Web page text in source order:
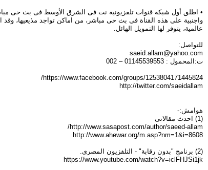
عالمية، يتوفر لها التمويل الهائل.
للتواصل:
saeid.allam@yahoo.com
ت:المحمول : 01145539553 – 002
https://www.facebook.com/groups/1253804171445824/
http://twitter.com/saeidallam
هوامش:-
(1) احدث مقالاتى
http://www.sasapost.com/author/saeed-allam/
http://www.ahewar.org/m.asp?nm=1&i=8608
(2) برنامج "بدون رقابة" - التلفزيون المصرى.
https://www.youtube.com/watch?v=iclFHJSi1jk